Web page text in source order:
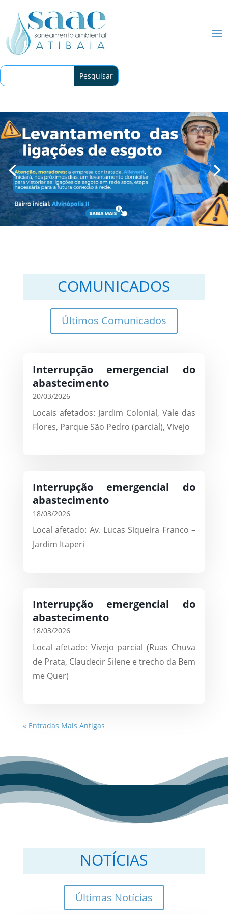
COMUNICADOS
Últimos Comunicados
Interrupção emergencial do
abastecimento
20/03/2026
Locais afetados: Jardim Colonial, Vale das
Flores, Parque São Pedro (parcial), Vivejo
Interrupção emergencial do
abastecimento
18/03/2026
Local afetado: Av. Lucas Siqueira Franco –
Jardim Itaperi
Interrupção emergencial do
abastecimento
18/03/2026
Local afetado: Vivejo parcial (Ruas Chuva
de Prata, Claudecir Silene e trecho da Bem
me Quer)
« Entradas Mais Antigas
NOTÍCIAS
Últimas Notícias